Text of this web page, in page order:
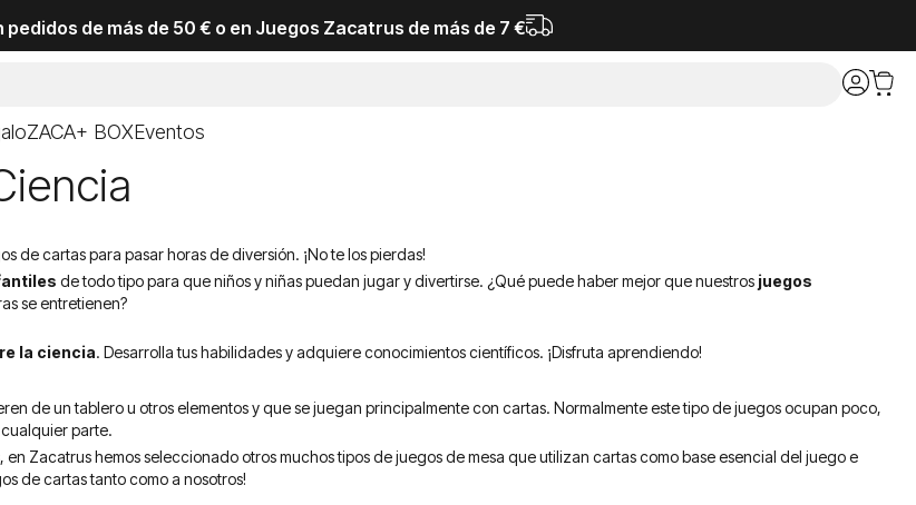
de más de 50 € o en Juegos Zacatrus de más de 7 €
ZACA+ BOXEventos
de cartas para pasar horas de diversión. ¡No te los pierdas!
de todo tipo para que niños y niñas puedan jugar y divertirse. ¿Qué puede haber mejor que nuestros juegos
se entretienen?
la ciencia. Desarrolla tus habilidades y adquiere conocimientos científicos. ¡Disfruta aprendiendo!
de un tablero u otros elementos y que se juegan principalmente con cartas. Normalmente este tipo de juegos ocupan poco,
parte.
en Zacatrus hemos seleccionado otros muchos tipos de juegos de mesa que utilizan cartas como base esencial del juego e
de cartas tanto como a nosotros!